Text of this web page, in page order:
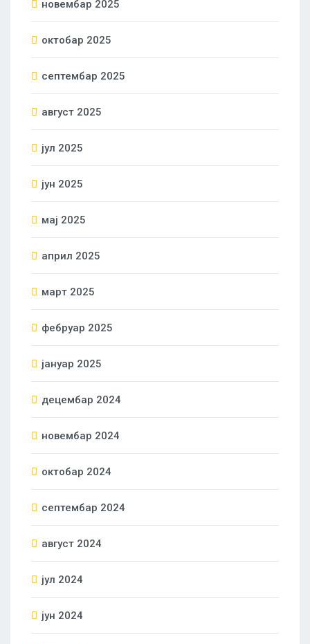
новембар 2025
октобар 2025
септембар 2025
август 2025
јул 2025
јун 2025
мај 2025
април 2025
март 2025
фебруар 2025
јануар 2025
децембар 2024
новембар 2024
октобар 2024
септембар 2024
август 2024
јул 2024
јун 2024